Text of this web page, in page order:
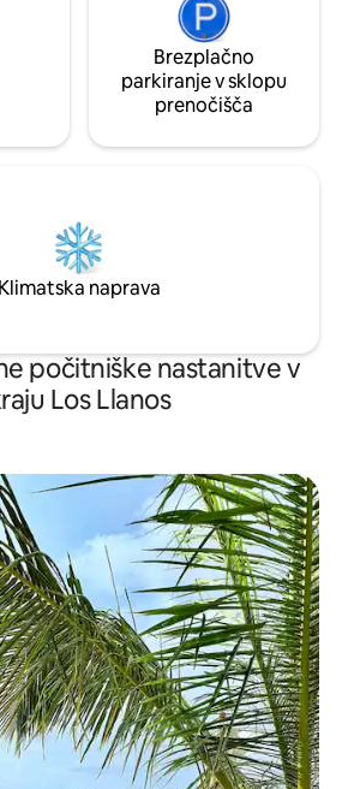
Brezplačno
parkiranje v sklopu
prenočišča
Klimatska naprava
počitniške nastanitve v
Los Llanos